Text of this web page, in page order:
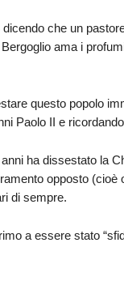
che un
ama i
questo popolo
Paolo II e
ha dissestato la
opposto (cioè
di sempre.
a essere stato